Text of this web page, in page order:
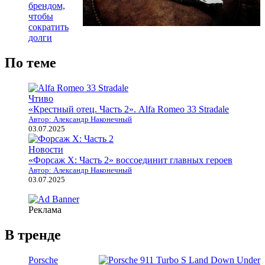
брендом,
чтобы
сократить
долги
По теме
Чтиво
«Крестный отец. Часть 2». Alfa Romeo 33 Stradale
Автор: Александр Наконечный
03.07.2025
Новости
«Форсаж X: Часть 2» воссоединит главных героев
Автор: Александр Наконечный
03.07.2025
Реклама
В тренде
Porsche